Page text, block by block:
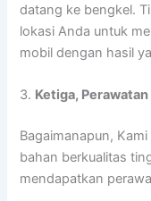
datang ke bengkel.
lokasi Anda untuk
mobil dengan hasil
3. Ketiga,
Bagaimanapun,
bahan berkualitas
mendapatkan